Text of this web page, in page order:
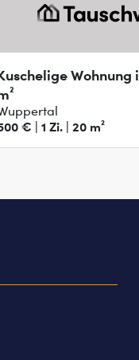
Wohnung
€ | 1 Zi. | 20 m²